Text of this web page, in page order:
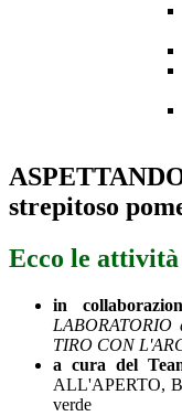
strepitoso
Ecco le
in
TIRO CON
a cura del
ALL'APERTO,
verde